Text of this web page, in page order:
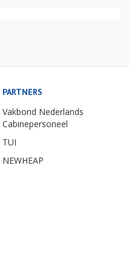
PARTNERS
Vakbond Nederlands
Cabinepersoneel
TUI
NEWHEAP